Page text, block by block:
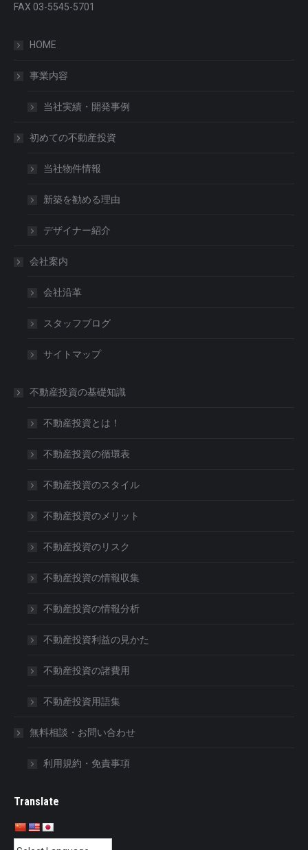
FAX 03-5545-5701
HOME
事業内容
当社実績・開発事例
初めての不動産投資
当社物件情報
新築を勧める理由
デザイナー紹介
会社案内
会社沿革
スタッフブログ
サイトマップ
不動産投資の基礎知識
不動産投資とは！
不動産投資の循環表
不動産投資のスタイル
不動産投資のメリット
不動産投資のリスク
不動産投資の情報収集
不動産投資の情報分析
不動産投資利益の見かた
不動産投資の諸費用
不動産投資用語集
無料相談・お問い合わせ
利用規約・免責事項
Translate